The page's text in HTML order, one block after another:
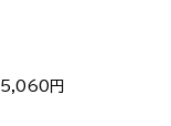
5,060円